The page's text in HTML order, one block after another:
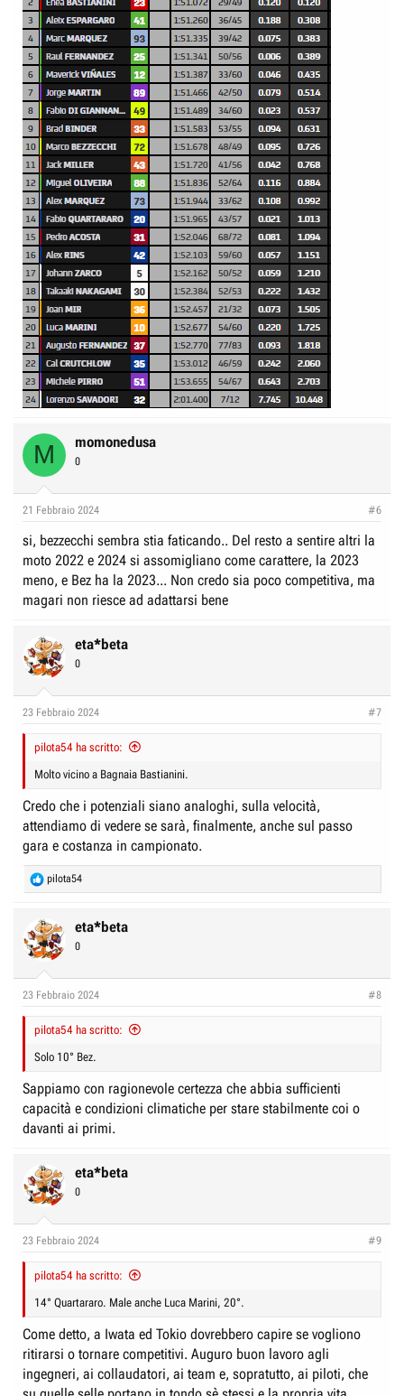
M momonedusa
0
21 Febbraio 2024 #6
si, bezzecchi sembra stia faticando.. Del resto a sentire altri la
moto 2022 e 2024 si assomigliano come carattere, la 2023
meno, e Bez ha la 2023... Non credo sia poco competitiva, ma
magari non riesce ad adattarsi bene
eta*beta
0
23 Febbraio 2024 #7
pilota54 ha scritto:
Molto vicino a Bagnaia Bastianini.
Credo che i potenziali siano analoghi, sulla velocità,
attendiamo di vedere se sarà, finalmente, anche sul passo
gara e costanza in campionato.
R
e
c
t
i
s
pilota54
eta*beta
0
23 Febbraio 2024 #8
pilota54 ha scritto:
Solo 10° Bez.
Sappiamo con ragionevole certezza che abbia sufficienti
capacità e condizioni climatiche per stare stabilmente coi o
davanti ai primi.
eta*beta
0
23 Febbraio 2024 #9
pilota54 ha scritto:
14° Quartararo. Male anche Luca Marini, 20°.
Come detto, a Iwata ed Tokio dovrebbero capire se vogliono
ritirarsi o tornare competitivi. Auguro buon lavoro agli
ingegneri, ai collaudatori, ai team e, sopratutto, ai piloti, che